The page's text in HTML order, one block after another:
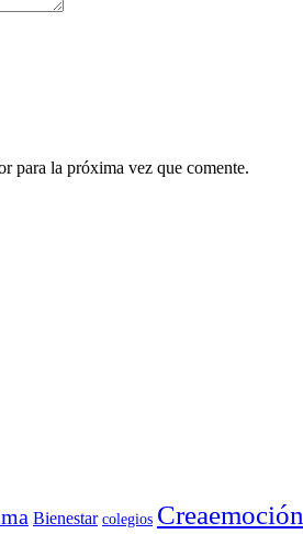
para la próxima vez que comente.
Bienestar colegios Creaemoción